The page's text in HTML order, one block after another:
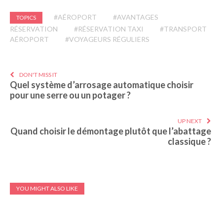
TOPICS #AÉROPORT
#AVANTAGES
RÉSERVATION
#RÉSERVATION TAXI
#TRANSPORT
AÉROPORT
#VOYAGEURS RÉGULIERS
DON'T MISS IT
Quel système d’arrosage automatique choisir
pour une serre ou un potager ?
UP NEXT
Quand choisir le démontage plutôt que l’abattage
classique ?
YOU MIGHT ALSO LIKE